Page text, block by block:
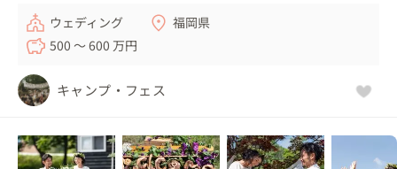
ウェディング
福岡県
500 〜 600 万円
キャンプ・フェス